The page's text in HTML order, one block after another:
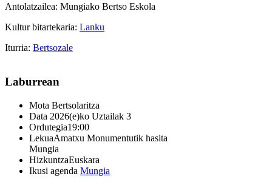
Antolatzailea: Mungiako Bertso Eskola
Kultur bitartekaria: Lanku
Iturria: Bertsozale
Laburrean
Mota Bertsolaritza
Data 2026(e)ko Uztailak 3
Ordutegia19:00
LekuaAmatxu Monumentutik hasita
Mungia
HizkuntzaEuskara
Ikusi agenda Mungia